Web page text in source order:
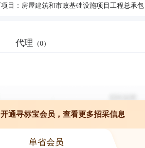
代理 （0）
开通寻标宝会员，查看更多招采信息
单省会员